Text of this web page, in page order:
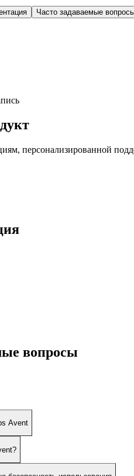
Часто задаваемые
персонализированной
вопросы
Avent